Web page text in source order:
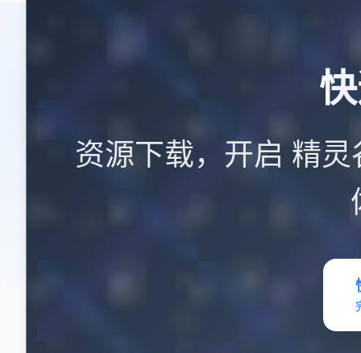
资源下载，开启 精